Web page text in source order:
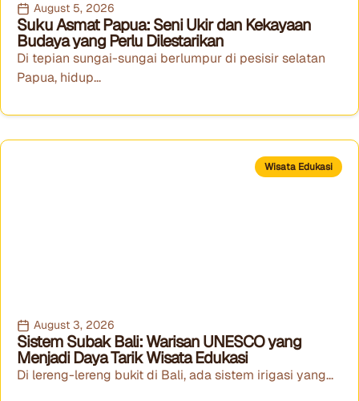
August 5, 2026
Suku Asmat Papua: Seni Ukir dan Kekayaan
Budaya yang Perlu Dilestarikan
Di tepian sungai-sungai berlumpur di pesisir selatan
Papua, hidup...
Wisata Edukasi
August 3, 2026
Sistem Subak Bali: Warisan UNESCO yang
Menjadi Daya Tarik Wisata Edukasi
Di lereng-lereng bukit di Bali, ada sistem irigasi yang...